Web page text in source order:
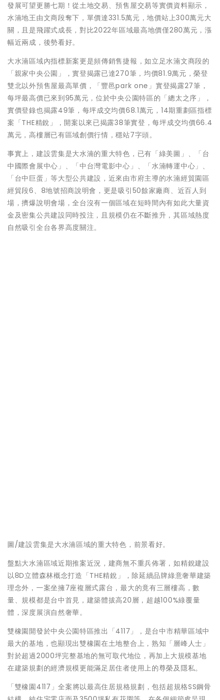
發展可望更勝七期！從土地交易、預售屋交易等實價資料顯示，
水湳地王由文商段奪下，單價達331.5萬元，地價站上300萬元大
關，且是飛躍式成長，對比2022年區域最高地價僅280萬元，漲
幅近兩成，後勢看好。
大水湳區域內指標新案更是頻傳銷售捷報，如立足水湳文商段的
「親家中央公園」，實登揭露已達270筆，均價81.9萬元，榮登
雙北以外預售屋最高單價，「豐邑park one」實登揭露27筆，
每坪最高價已來到95萬元，位於中央公園特區的「總太之序」，
實價登錄也揭露49筆，每坪成交均價68.1萬元，14期重劃區指標
案「THE精銳」，開案以來已揭露38筆實登，每坪成交均價66.4
萬元，高樓層已有區域創價行情，穩站7字頭。
事實上，建設雲集是大水湳的重大特色，已有「綠美圖」、「台
中國際會展中心」、「中台灣電影中心」、「水湳轉運中心」、
「台中巨蛋」等大型公共建設，近來由市府主導的水湳經貿園區
經貿段6、8地號招商說明會，更是吸引50餘家廠商、近百人到
場，擠爆說明會場，全台沒有一個區域在短時間內有如此大量資
金及密集公共建設同時投注，且規模仍在不斷推升，其區域熱度
自然吸引全台各界高度關注。
圖/建設雲集是大水湳區域的重大特色，前景看好。
盤點大水湳區域近期推案近況，建商無不重兵佈署，如精銳建設
以8D立體森林概念打造「THE精銳」，除延續品牌綠意奢華建築
理念外，一案坐擁7座複層式露台，最大的竟有三層樓高，數
量、規模都是台中首見，建築體拔高20層，超越100%綠覆量
體，深度展演自然奢華。
雙橡園開發於中央公園特區推出「4117」，是台中市精華區域中
最大的基地，也顯現出雙橡園在土地整合上，熟知「層峰人士」
對於超過2000坪完整基地的無可取代地位，再加上大規模基地
在建築規劃的經濟規模更能滿足居住者使用上的尊榮及隱私。
「雙橡園4117」全案將以最高住居規格規劃，包括超規格SS鋼骨